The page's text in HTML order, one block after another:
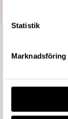
Statistik
Marknadsföring